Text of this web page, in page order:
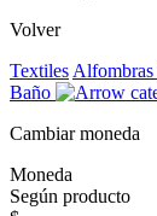
Volver
Textiles Alfombras
Baño
Cambiar moneda
Moneda
Según producto